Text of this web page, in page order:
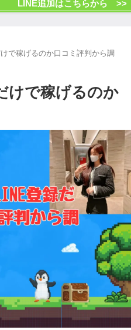
LINE追加はこちらから >>
で稼げるのか口コミ評判から調
けで稼げるのか